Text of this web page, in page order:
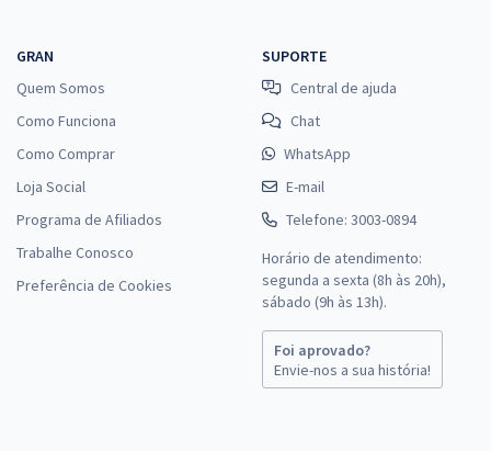
GRAN
Quem Somos
Como Funciona
Como Comprar
Loja Social
Programa de Afiliados
Trabalhe Conosco
Preferência de Cookies
SUPORTE
Central de ajuda
Chat
WhatsApp
E-mail
Telefone: 3003-0894
Horário de atendimento:
segunda a sexta (8h às 20h),
sábado (9h às 13h).
Foi aprovado?
Envie-nos a sua história!